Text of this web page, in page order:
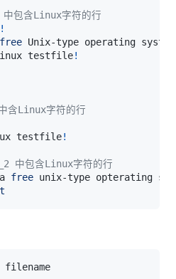
包含Linux字符的行
!
free
testfile!
Linux字符的行
testfile!
中包含Linux字符的行
free